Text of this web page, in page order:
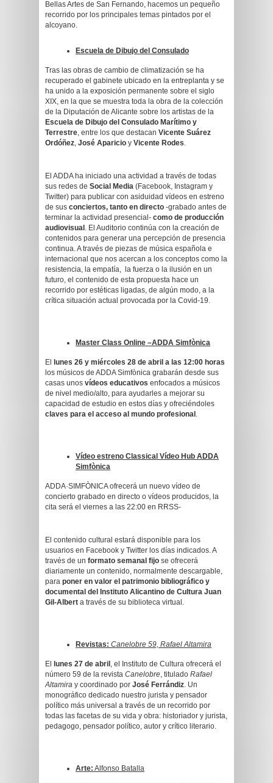
Bellas Artes de San Fernando, hacemos un pequeño
recorrido por los principales temas pintados por el
alcoyano.
Escuela de Dibujo del Consulado
Tras las obras de cambio de climatización se ha
recuperado el gabinete ubicado en la entreplanta y se
ha unido a la exposición permanente sobre el siglo
XIX, en la que se muestra toda la obra de la colección
de la Diputación de Alicante sobre los artistas de la
Escuela de Dibujo del Consulado Marítimo y
Terrestre, entre los que destacan Vicente Suárez
Ordóñez, José Aparicio y Vicente Rodes.
El ADDA ha iniciado una actividad a través de todas
sus redes de Social Media (Facebook, Instagram y
Twitter) para publicar con asiduidad vídeos en estreno
de sus conciertos, tanto en directo -grabado antes de
terminar la actividad presencial- como de producción
audiovisual . El Auditorio continúa con la creación de
contenidos para generar una percepción de presencia
continua. A través de piezas de música española e
internacional que nos acercan a los conceptos como la
resistencia, la empatía, la fuerza o la ilusión en un
futuro, el contenido de esta propuesta hace un
recorrido por estéticas ligadas, de algún modo, a la
crítica situación actual provocada por la Covid-19.
Master Class Online –ADDA Simfònica
El lunes 26 y miércoles 28 de abril a las 12:00 horas
los músicos de ADDA Simfònica grabarán desde sus
casas unos vídeos educativos enfocados a músicos
de nivel medio/alto, para ayudarles a mejorar su
capacidad de estudio en estos días y ofreciéndoles
claves para el acceso al mundo profesional .
Vídeo estreno Classical Vídeo Hub ADDA
Simfònica
ADDA·SIMFÒNICA ofrecerá un nuevo vídeo de
concierto grabado en directo o vídeos producidos, la
cita será el viernes a las 22:00 en RRSS-
El contenido cultural estará disponible para los
usuarios en Facebook y Twitter los días indicados. A
través de un formato semanal fijo se ofrecerá
diariamente un contenido, normalmente descargable,
para poner en valor el patrimonio bibliográfico y
documental del Instituto Alicantino de Cultura Juan
Gil-Albert a través de su biblioteca virtual.
Revistas: Canelobre 59, Rafael Altamira
El lunes 27 de abril , el Instituto de Cultura ofrecerá el
número 59 de la revista Canelobre, titulado Rafael
Altamira y coordinado por José Ferrándiz. Un
monográfico dedicado nuestro jurista y pensador
político más universal a través de un recorrido por
todas las facetas de su vida y obra: historiador y jurista,
pedagogo, pensador político, autor y crítico literario.
Arte: Alfonso Batalla